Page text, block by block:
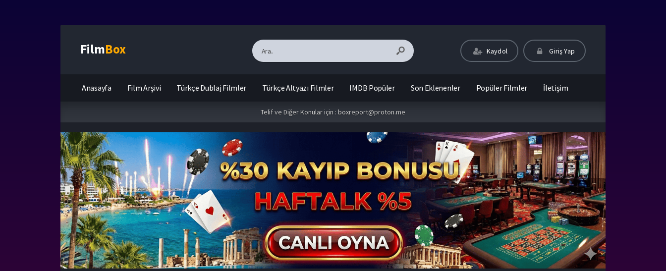
FilmBox Kaydol Giriş Yap
Anasayfa Film Arşivi Türkçe Dublaj Filmler Türkçe Altyazı Filmler IMDB Popüler Son Eklenenler Popüler Filmler İletişim
Telif ve Diğer Konular için : boxreport@proton.me